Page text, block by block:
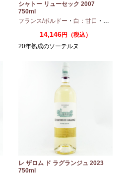
シャルドネ
シャトー リューセック 2007
750ml
フランス/ボルドー ・ 白：甘口 ・
14,146円（税込）
20年熟成のソーテルヌ
レ ザロム ド ラグランジュ 2023
750ml